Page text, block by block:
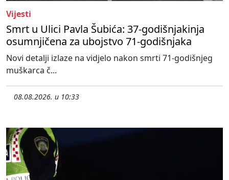
Vijesti
Smrt u Ulici Pavla Šubića: 37-godišnjakinja
osumnjičena za ubojstvo 71-godišnjaka
Novi detalji izlaze na vidjelo nakon smrti 71-godišnjeg
muškarca č...
08.08.2026. u 10:33